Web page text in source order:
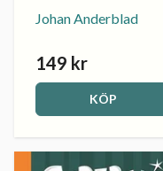
Johan Anderblad
149 kr
KÖP